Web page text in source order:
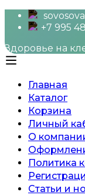
+7 995
Здоровье на
Главная
Каталог
Корзина
Личный
О
Политика
Статьи и